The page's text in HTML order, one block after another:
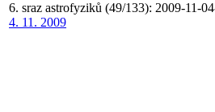
6. sraz astrofyziků (49/133): 2009-11-
4. 11. 2009